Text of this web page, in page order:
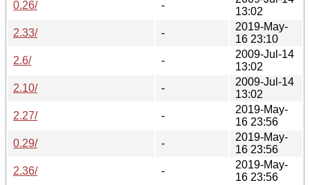
0.26/
-
13:02
2.33/
-
2019-May-
16 23:10
2.6/
-
2009-Jul-14
13:02
2.10/
-
2009-Jul-14
13:02
2.27/
-
2019-May-
16 23:56
0.29/
-
2019-May-
16 23:56
2.36/
-
2019-May-
16 23:56